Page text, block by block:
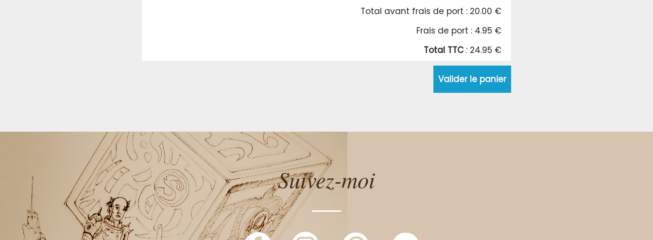
Total avant frais de port : 20.00 €
Frais de port : 4.95 €
Total TTC : 24.95 €
Valider le panier
Suivez-moi